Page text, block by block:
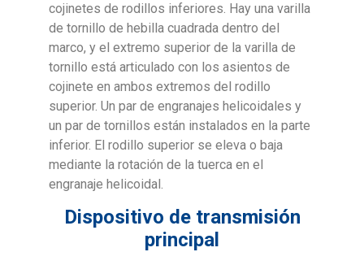
cojinetes de rodillos inferiores. Hay una varilla
de tornillo de hebilla cuadrada dentro del
marco, y el extremo superior de la varilla de
tornillo está articulado con los asientos de
cojinete en ambos extremos del rodillo
superior. Un par de engranajes helicoidales y
un par de tornillos están instalados en la parte
inferior. El rodillo superior se eleva o baja
mediante la rotación de la tuerca en el
engranaje helicoidal.
Dispositivo de transmisión
principal